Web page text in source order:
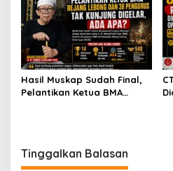
Hasil Muskap Sudah Final,
Pelantikan Ketua BMA
Tinggalkan Balasan